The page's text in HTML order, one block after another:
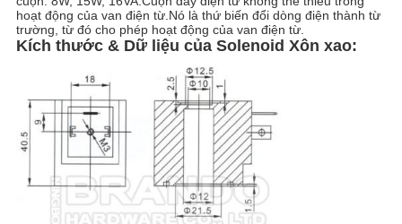
CHÍNH
SÁCH
MẬT
hoạt động của van điện từ.Nó là thứ biến đổi dòng điện thành từ
trường, từ đó cho phép hoạt động của van điện từ.
Kích thước & Dữ liệu của Solenoid Xôn xao: